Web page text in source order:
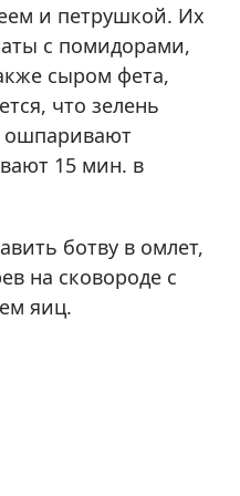
и петрушкой. Их
с помидорами,
сыром фета,
что зелень
ошпаривают
15 мин. в
ботву в омлет,
на сковороде с
яиц.